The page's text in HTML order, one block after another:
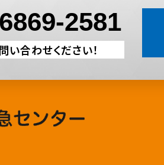
2581
い合わせください！